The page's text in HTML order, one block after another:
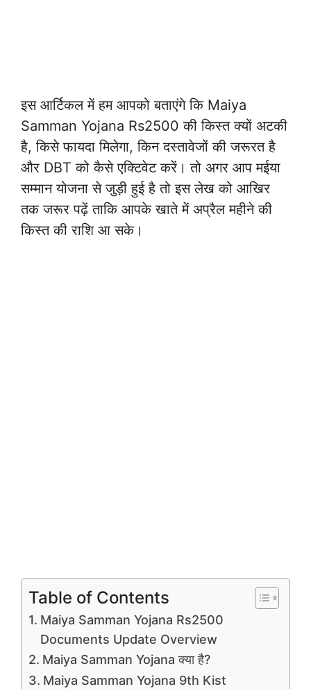
इस आर्टिकल में हम आपको बताएंगे कि Maiya
Samman Yojana Rs2500 की किस्त क्यों अटकी
है, किसे फायदा मिलेगा, किन दस्तावेजों की जरूरत है
और DBT को कैसे एक्टिवेट करें। तो अगर आप मईया
सम्मान योजना से जुड़ी हुई है तो इस लेख को आखिर
तक जरूर पढ़ें ताकि आपके खाते में अप्रैल महीने की
किस्त की राशि आ सके।
Table of Contents
Maiya Samman Yojana Rs2500
Documents Update Overview
Maiya Samman Yojana क्या है?
Maiya Samman Yojana 9th Kist